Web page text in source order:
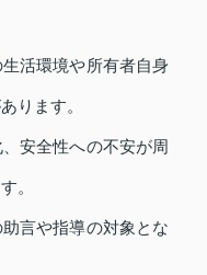
活環境や所有者自身
ります。
安全性への不安が周
。
言や指導の対象とな